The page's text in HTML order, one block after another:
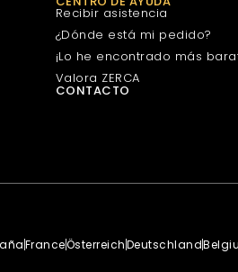
Recibir asistencia
¿Dónde está mi pedido?
¡Lo he encontrado más
Valora ZERCA
CONTACTO
FranceÖsterreichDeutschland